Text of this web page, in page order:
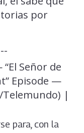
por
“El Señor de
Episode —
|
para, con la